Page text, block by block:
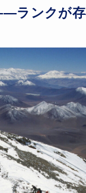
ランクが存